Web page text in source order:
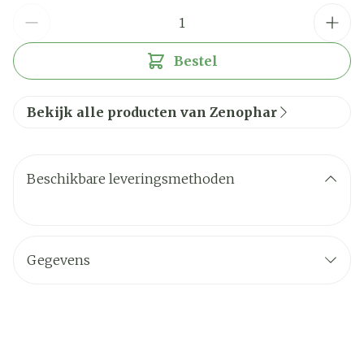
Bestel
Bekijk alle producten van Zenophar
Beschikbare leveringsmethoden
Gegevens